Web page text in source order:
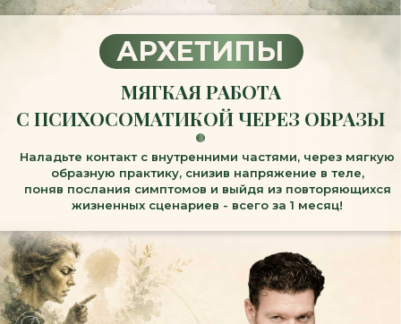
МЯГКАЯ РАБОТА
С ПСИХОСОМАТИКОЙ ЧЕРЕЗ ОБРАЗЫ
Наладьте контакт с внутренними частями, через мягкую
образную практику, снизив напряжение в теле,
поняв послания симптомов и выйдя из повторяющихся
жизненных сценариев - всего за 1 месяц!
АРХЕТИПЫ